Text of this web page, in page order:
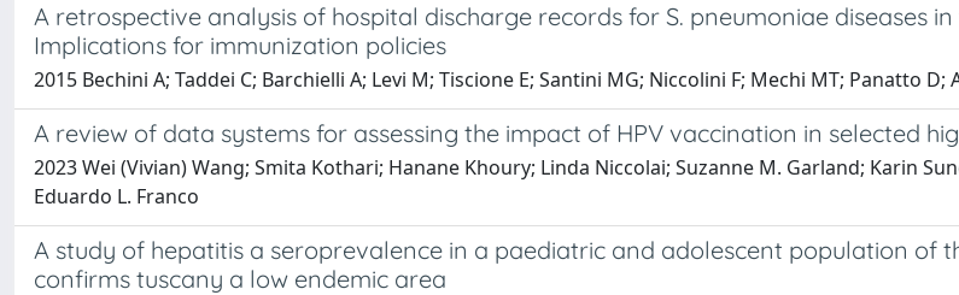
A retrospective analysis of hospital discharge records for S. pneumoniae diseases
Implications for immunization policies
2015 Bechini A; Taddei C; Barchielli A; Levi M; Tiscione E; Santini MG; Niccolini F; Mechi MT; Panatto D;
A review of data systems for assessing the impact of HPV vaccination in selected
2023 Wei (Vivian) Wang; Smita Kothari; Hanane Khoury; Linda Niccolai; Suzanne M. Garland; Karin
Eduardo L. Franco
A study of hepatitis a seroprevalence in a paediatric and adolescent population of
confirms tuscany a low endemic area